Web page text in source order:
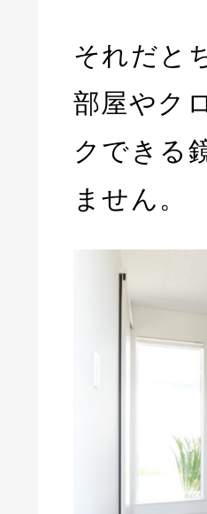
それだと
部屋やク
クできる
ません。